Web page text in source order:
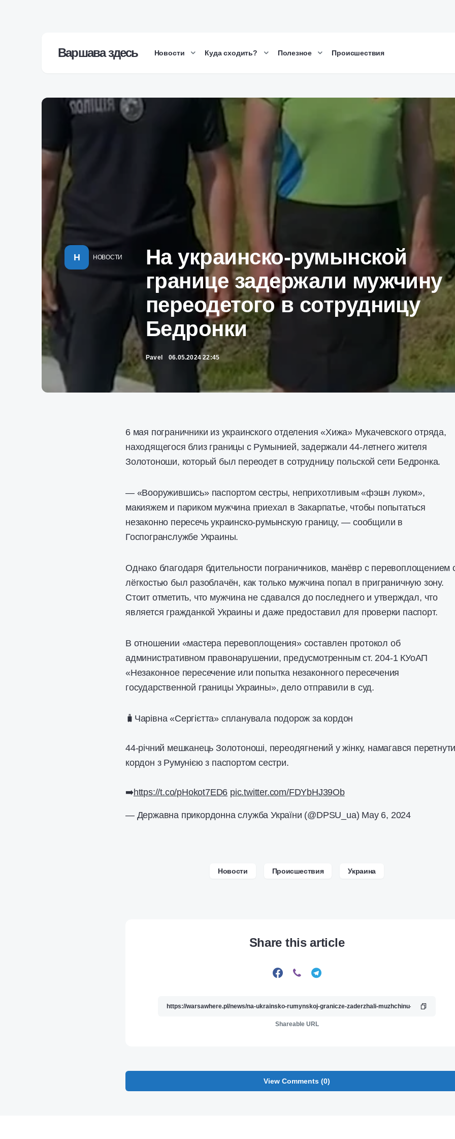
Варшава здесь Новости Куда сходить? Полезное Происшествия
Н НОВОСТИ
На украинско-румынской
границе задержали мужчину
переодетого в сотрудницу
Бедронки
Pavel 06.05.2024 22:45
6 мая пограничники из украинского отделения «Хижа» Мукачевского отряда,
находящегося близ границы с Румынией, задержали 44-летнего жителя
Золотоноши, который был переодет в сотрудницу польской сети Бедронка.
— «Вооружившись» паспортом сестры, неприхотливым «фэшн луком»,
макияжем и париком мужчина приехал в Закарпатье, чтобы попытаться
незаконно пересечь украинско-румынскую границу, — сообщили в
Госпогранслужбе Украины.
Однако благодаря бдительности пограничников, манёвр с перевоплощением
лёгкостью был разоблачён, как только мужчина попал в приграничную зону.
Стоит отметить, что мужчина не сдавался до последнего и утверждал, что
является гражданкой Украины и даже предоставил для проверки паспорт.
В отношении «мастера перевоплощения» составлен протокол об
административном правонарушении, предусмотренным ст. 204-1 КУоАП
«Незаконное пересечение или попытка незаконного пересечения
государственной границы Украины», дело отправили в суд.
🧳Чарівна «Сергієтта» спланувала подорож за кордон
44-річний мешканець Золотоноші, переодягнений у жінку, намагався
кордон з Румунією з паспортом сестри.
➡️https://t.co/pHokot7ED6 pic.twitter.com/FDYbHJ39Ob
— Державна прикордонна служба України (@DPSU_ua) May 6, 2024
Новости Происшествия Украина
Share this article
Shareable URL
View Comments (0)